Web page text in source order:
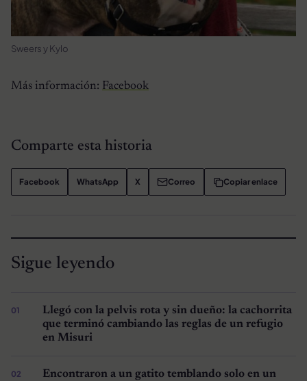
Sweers y Kylo
Más información: Facebook
Comparte esta historia
Facebook WhatsApp X Correo Copiar enlace
Sigue leyendo
Llegó con la pelvis rota y sin dueño: la cachorrita
que terminó cambiando las reglas de un refugio
en Misuri
Encontraron a un gatito temblando solo en un